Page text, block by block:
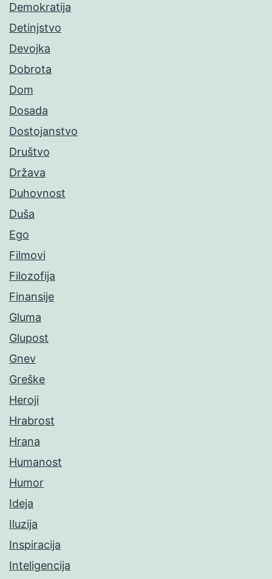
Demokratija
Detinjstvo
Devojka
Dobrota
Dom
Dosada
Dostojanstvo
Društvo
Država
Duhovnost
Duša
Ego
Filmovi
Filozofija
Finansije
Gluma
Glupost
Gnev
Greške
Heroji
Hrabrost
Hrana
Humanost
Humor
Ideja
Iluzija
Inspiracija
Inteligencija